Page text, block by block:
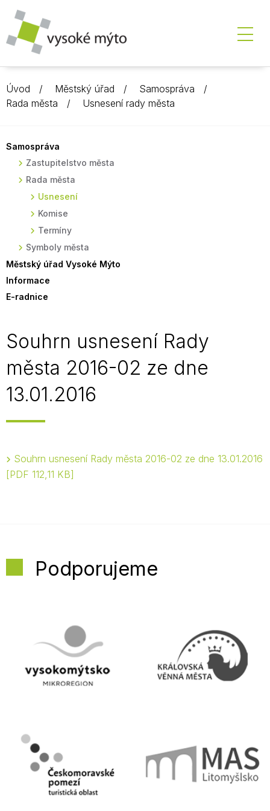
Úvod Městský úřad
Samospráva
Rada města
Usnesení rady města
Samospráva
Zastupitelstvo města
Rada města
Usnesení
Komise
Termíny
Symboly města
Městský úřad Vysoké Mýto
Informace
E-radnice
Souhrn usnesení Rady
města 2016-02 ze dne
13.01.2016
Souhrn usnesení Rady města 2016-02 ze dne 13.01.2016
PDF 112,11 KB
Podporujeme